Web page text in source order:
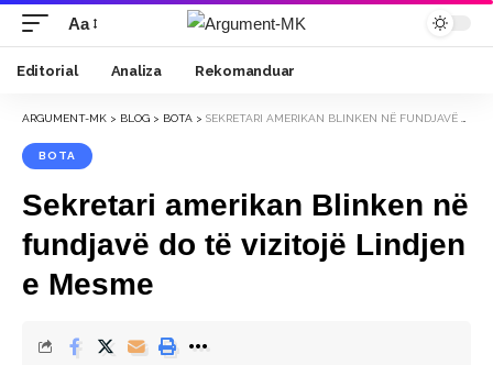
Font
Resizer
Aa
Editorial Analiza Rekomanduar
ARGUMENT-MK > BLOG > BOTA > SEKRETARI AMERIKAN BLINKEN NË FUNDJAVË DO TË VIZITOJË LINDJEN E MESME
BOTA
Sekretari amerikan Blinken në
fundjavë do të vizitojë Lindjen
e Mesme